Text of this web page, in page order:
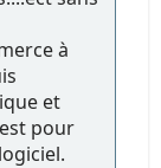
à
et
pour